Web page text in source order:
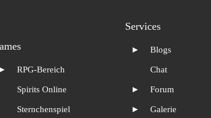
RPG-Bereich
Spirits Online
Sternchenspiel
Services
► Blogs
Chat
► Forum
► Galerie